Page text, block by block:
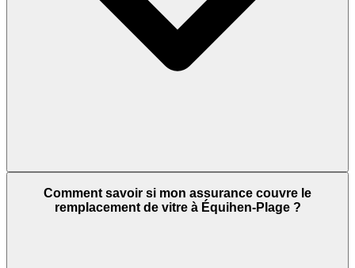
Comment savoir si mon assurance couvre le
remplacement de vitre à Équihen-Plage ?